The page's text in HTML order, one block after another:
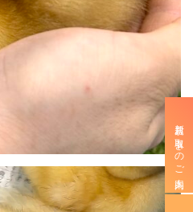
新規お取引きのご案内